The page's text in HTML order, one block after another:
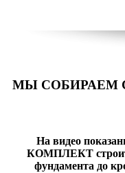
МЫ СОБИРАЕМ
На видео
КОМПЛЕКТ
фундамента до